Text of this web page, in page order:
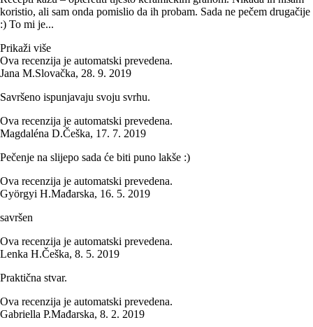
koristio, ali sam onda pomislio da ih probam. Sada ne pečem drugačije
:) To mi je...
Prikaži više
Ova recenzija je automatski prevedena.
Jana M.Slovačka, 28. 9. 2019
Savršeno ispunjavaju svoju svrhu.
Ova recenzija je automatski prevedena.
Magdaléna D.Češka, 17. 7. 2019
Pečenje na slijepo sada će biti puno lakše :)
Ova recenzija je automatski prevedena.
Györgyi H.Mađarska, 16. 5. 2019
savršen
Ova recenzija je automatski prevedena.
Lenka H.Češka, 8. 5. 2019
Praktična stvar.
Ova recenzija je automatski prevedena.
Gabriella P.Mađarska, 8. 2. 2019